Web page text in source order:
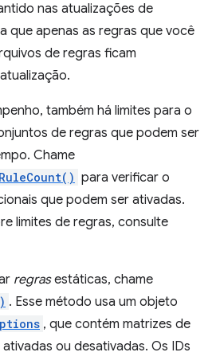
nas atualizações de
que apenas as regras que você
de regras ficam
também há limites para o
de regras que podem ser
Chame
para verificar o
que podem ser ativadas.
limites de regras, consulte
regrasestáticas, chame
. Esse método usa um objeto
, que contém matrizes de
ou desativadas. Os IDs